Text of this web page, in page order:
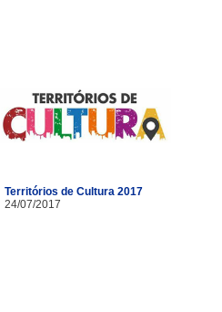
Territórios de Cultura 2017
24/07/2017